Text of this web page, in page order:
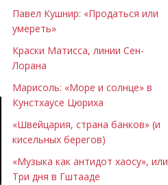
Павел Кушнир: «Продаться или
умереть»
Краски Матисса, линии Сен-
Лорана
Марисоль: «Море и солнце» в
Кунстхаусе Цюриха
«Швейцария, страна банков» (и
кисельных берегов)
«Музыка как антидот хаосу», или
Три дня в Гштааде